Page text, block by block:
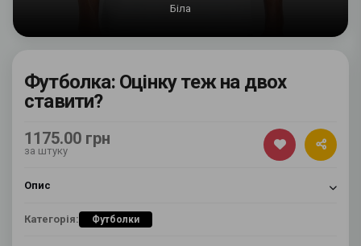
Біла
Футболка: Оцінку теж на двох
ставити?
1175.00 грн
за штуку
Опис
Категорія: Футболки